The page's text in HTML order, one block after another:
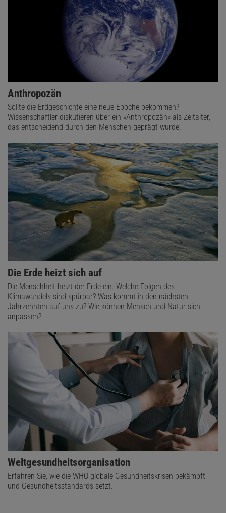
Anthropozän
Sollte die Erdgeschichte eine neue Epoche bekommen?
Wissenschaftler diskutieren über ein »Anthropozän« als Zeitalter,
das entscheidend durch den Menschen geprägt wurde.
Die Erde heizt sich auf
Die Menschheit heizt der Erde ein. Welche Folgen des
Klimawandels sind spürbar? Was kommt in den nächsten
Jahrzehnten auf uns zu? Wie können Mensch und Natur sich
anpassen?
Weltgesundheitsorganisation
Erfahren Sie, wie die WHO globale Gesundheitskrisen bekämpft
und Gesundheitsstandards setzt.